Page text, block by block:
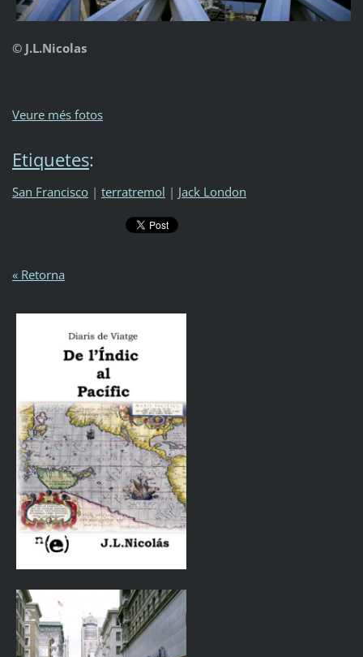
© J.L.Nicolas
Veure més fotos
Etiquetes:
San Francisco | terratremol | Jack London
« Retorna